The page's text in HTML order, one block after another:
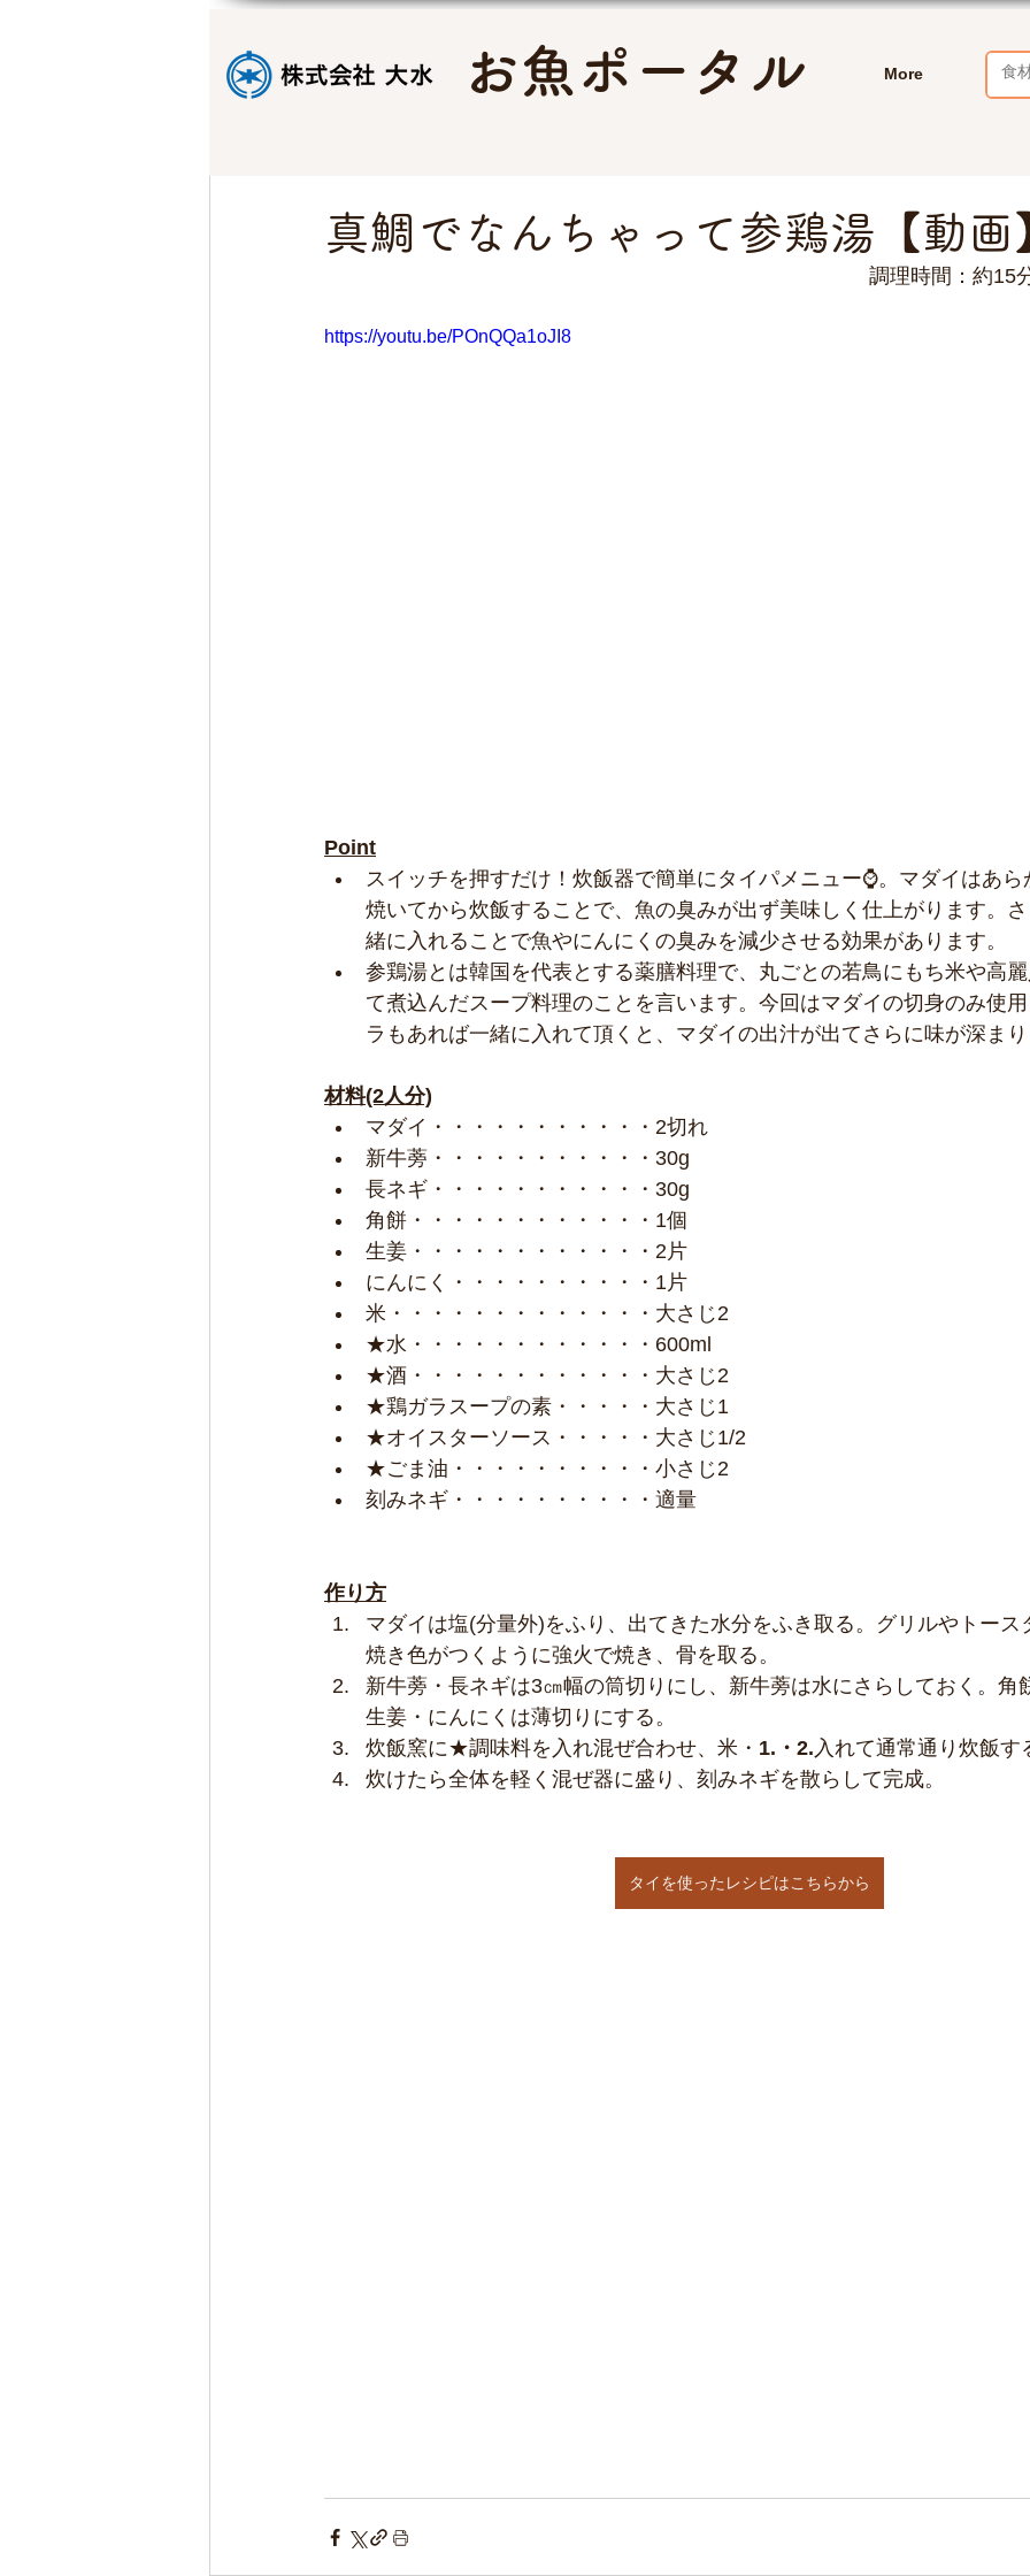
お魚ポータル More
真鯛でなんちゃって参鶏湯【動画
調理時間：約15
https://youtu.be/POnQQa1oJI8
Point
スイッチを押すだけ！炊飯器で簡単にタイパメニュー⌚。マダイはあ
焼いてから炊飯することで、魚の臭みが出ず美味しく仕上がります。
緒に入れることで魚やにんにくの臭みを減少させる効果があります。
参鶏湯とは韓国を代表とする薬膳料理で、丸ごとの若鳥にもち米や高
て煮込んだスープ料理のことを言います。今回はマダイの切身のみ使
ラもあれば一緒に入れて頂くと、マダイの出汁が出てさらに味が深ま
材料(2人分)
マダイ・・・・・・・・・・・2切れ
新牛蒡・・・・・・・・・・・30g
長ネギ・・・・・・・・・・・30g
角餅・・・・・・・・・・・・1個
生姜・・・・・・・・・・・・2片
にんにく・・・・・・・・・・1片
米・・・・・・・・・・・・・大さじ2
★水・・・・・・・・・・・・600ml
★酒・・・・・・・・・・・・大さじ2
★鶏ガラスープの素・・・・・大さじ1
★オイスターソース・・・・・大さじ1/2
★ごま油・・・・・・・・・・小さじ2
刻みネギ・・・・・・・・・・適量
作り方
マダイは塩(分量外)をふり、出てきた水分をふき取る。グリルやトース
焼き色がつくように強火で焼き、骨を取る。
新牛蒡・長ネギは3㎝幅の筒切りにし、新牛蒡は水にさらしておく。角
生姜・にんにくは薄切りにする。
炊飯窯に★調味料を入れ混ぜ合わせ、米・ 1.・2.入れて通常通り炊飯す
炊けたら全体を軽く混ぜ器に盛り、刻みネギを散らして完成。
タイを使ったレシピはこちらから